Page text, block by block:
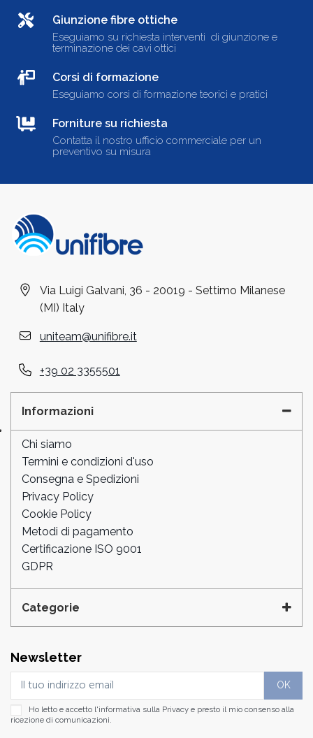
Giunzione fibre ottiche
Eseguiamo su richiesta interventi di giunzione e
terminazione dei cavi ottici
Corsi di formazione
Eseguiamo corsi di formazione teorici e pratici
Forniture su richiesta
Contatta il nostro ufficio commerciale per un
preventivo su misura
Via Luigi Galvani, 36 - 20019 - Settimo Milanese
(MI) Italy
uniteam@unifibre.it
+39 02 3355501
Informazioni
Chi siamo
Termini e condizioni d'uso
Consegna e Spedizioni
Privacy Policy
Cookie Policy
Metodi di pagamento
Certificazione ISO 9001
GDPR
Categorie
Newsletter
Ho letto e accetto l'informativa sulla Privacy e presto il mio consenso alla
ricezione di comunicazioni.